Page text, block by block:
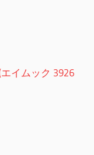
イムック 3926